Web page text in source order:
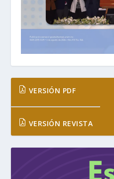
VERSIÓN PDF
VERSIÓN REVISTA